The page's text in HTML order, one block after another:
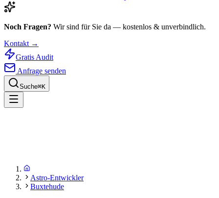
Noch Fragen? Wir sind für Sie da — kostenlos & unverbindlich.
Kontakt →
Gratis Audit
Anfrage senden
Suche⌘K
Astro-Entwickler
Buxtehude